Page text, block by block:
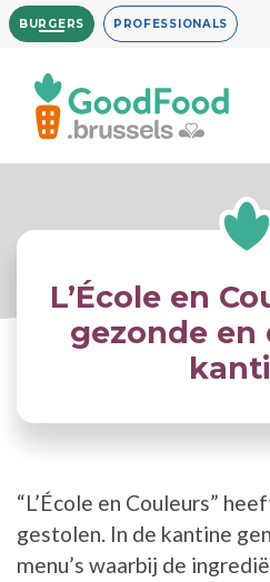
Overslaan
en
inhoud
gaan
BURGERS PROFESSIONALS
L’École en
gezonde en
“L’École en Couleurs”
gestolen. In de kantine
menu’s waarbij de